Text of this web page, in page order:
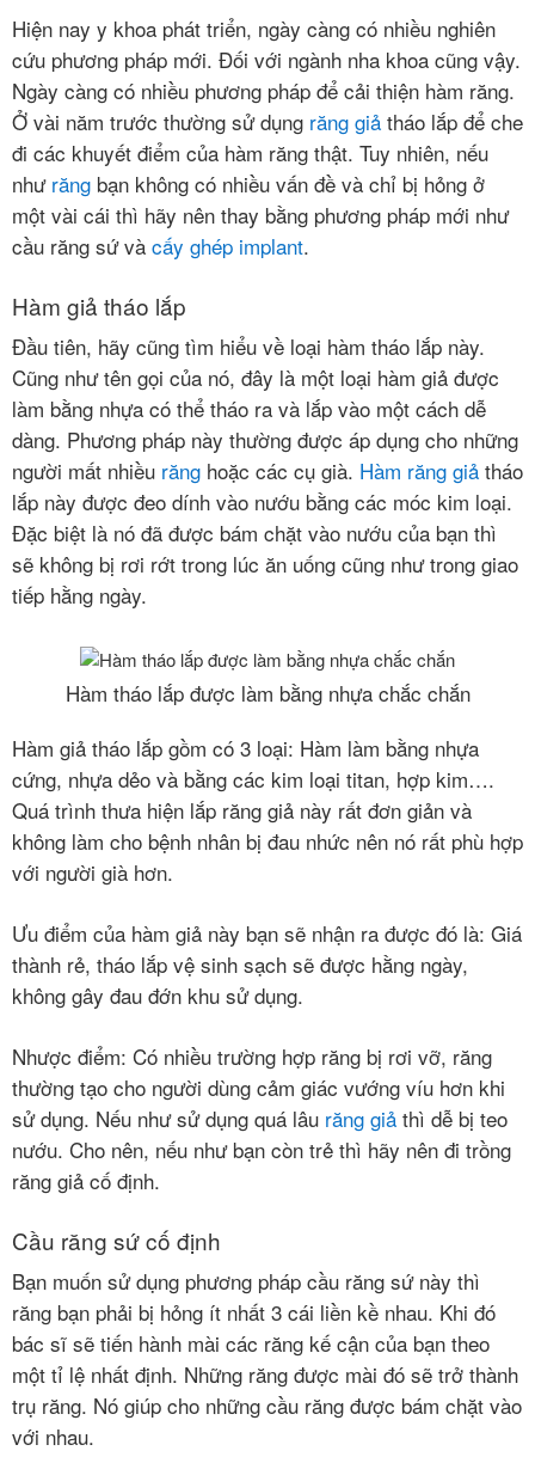
trắng
răng
Trồng
răng
implant
Răng
sứ
mỹ
BẢNG
GIÁ
LIÊN
HỆ
GIỚI
THIỆU
THỨC
KHOA
Chính
sách
bảo
mật
Hiện nay y khoa phát triển, ngày càng có nhiều nghiên
cứu phương pháp mới. Đối với ngành nha khoa cũng vậy.
Ngày càng có nhiều phương pháp để cải thiện hàm răng.
Ở vài năm trước thường sử dụng răng giả tháo lắp để che
đi các khuyết điểm của hàm răng thật. Tuy nhiên, nếu
như răng bạn không có nhiều vấn đề và chỉ bị hỏng ở
một vài cái thì hãy nên thay bằng phương pháp mới như
cầu răng sứ và cấy ghép implant.
Hàm giả tháo lắp
Đầu tiên, hãy cũng tìm hiểu về loại hàm tháo lắp này.
Cũng như tên gọi của nó, đây là một loại hàm giả được
làm bằng nhựa có thể tháo ra và lắp vào một cách dễ
dàng. Phương pháp này thường được áp dụng cho những
người mất nhiều răng hoặc các cụ già. Hàm răng giả tháo
lắp này được đeo dính vào nướu bằng các móc kim loại.
Đặc biệt là nó đã được bám chặt vào nướu của bạn thì
sẽ không bị rơi rớt trong lúc ăn uống cũng như trong giao
tiếp hằng ngày.
Hàm tháo lắp được làm bằng nhựa chắc chắn
Hàm giả tháo lắp gồm có 3 loại: Hàm làm bằng nhựa
cứng, nhựa dẻo và bằng các kim loại titan, hợp kim….
Quá trình thưa hiện lắp răng giả này rất đơn giản và
không làm cho bệnh nhân bị đau nhức nên nó rất phù hợp
với người già hơn.
Ưu điểm của hàm giả này bạn sẽ nhận ra được đó là: Giá
thành rẻ, tháo lắp vệ sinh sạch sẽ được hằng ngày,
không gây đau đớn khu sử dụng.
Nhược điểm: Có nhiều trường hợp răng bị rơi vỡ, răng
thường tạo cho người dùng cảm giác vướng víu hơn khi
sử dụng. Nếu như sử dụng quá lâu răng giả thì dễ bị teo
nướu. Cho nên, nếu như bạn còn trẻ thì hãy nên đi trồng
răng giả cố định.
Cầu răng sứ cố định
Bạn muốn sử dụng phương pháp cầu răng sứ này thì
răng bạn phải bị hỏng ít nhất 3 cái liền kề nhau. Khi đó
bác sĩ sẽ tiến hành mài các răng kế cận của bạn theo
một tỉ lệ nhất định. Những răng được mài đó sẽ trở thành
trụ răng. Nó giúp cho những cầu răng được bám chặt vào
với nhau.